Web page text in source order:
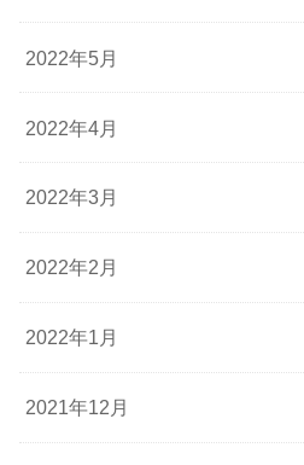
2022年5月
2022年4月
2022年3月
2022年2月
2022年1月
2021年12月